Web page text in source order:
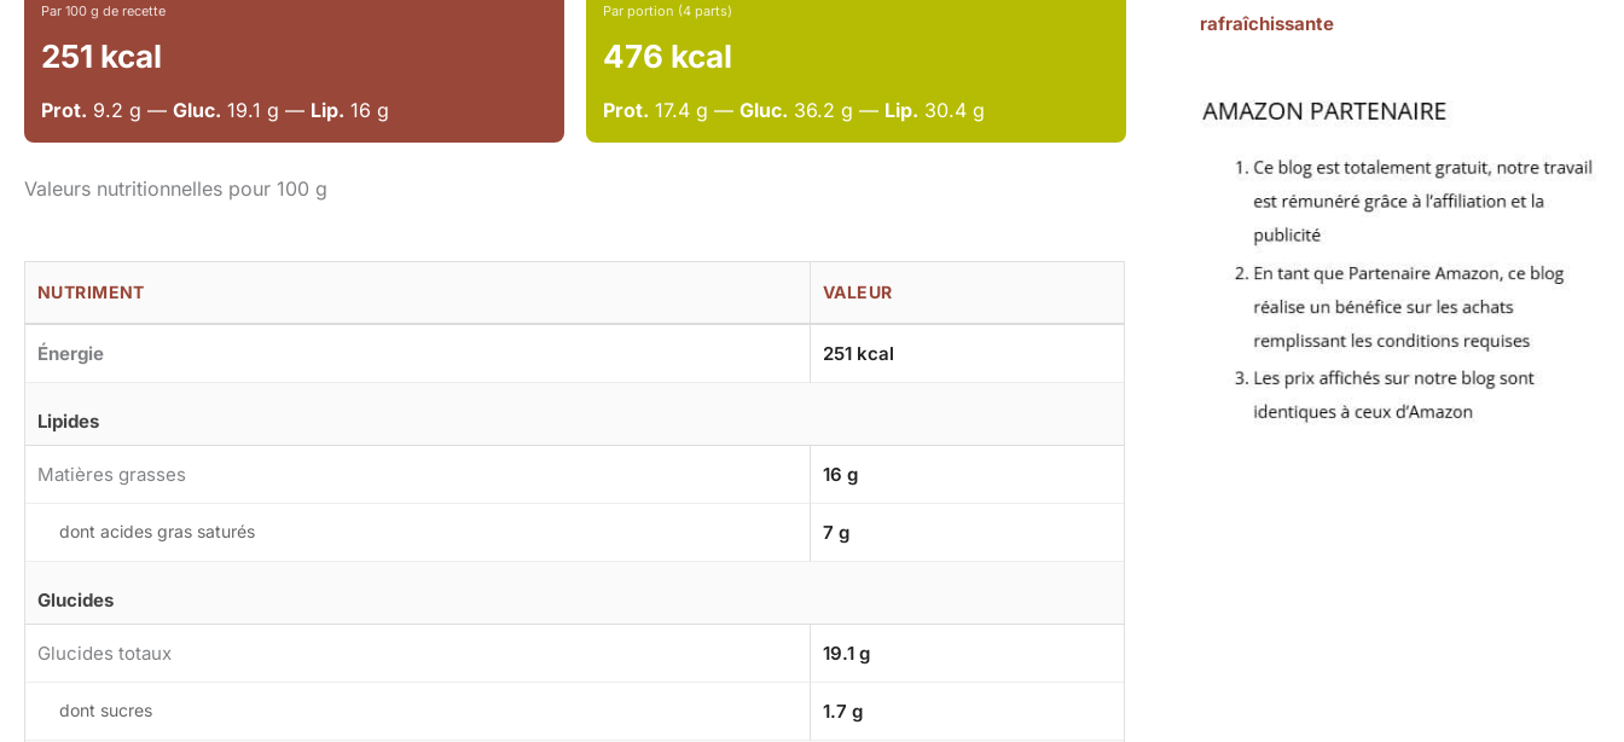
Par 100 g de recette
251 kcal
Prot. 9.2 g — Gluc. 19.1 g — Lip. 16 g
Par portion (4 parts)
476 kcal
Prot. 17.4 g —Gluc. 36.2 g — Lip. 30.4 g
Valeurs nutritionnelles pour 100 g
NUTRIMENT VALEUR
Énergie 251 kcal
Lipides
Matières grasses 16 g
dont acides gras saturés 7 g
Glucides
Glucides totaux 19.1 g
dont sucres 1.7 g
rafraîchissante